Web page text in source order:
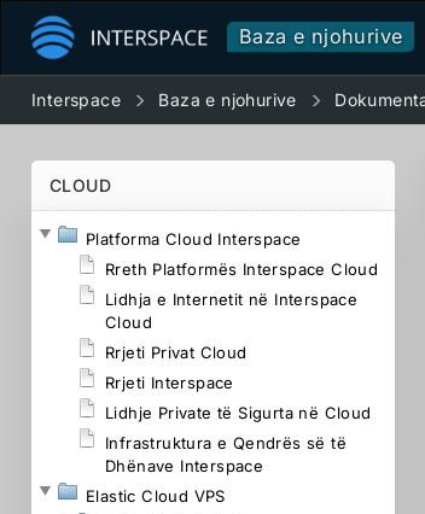
Baza e njohurive
Interspace Baza e njohurive
CLOUD
Platforma Cloud Interspace
Rreth Platformës Interspace Cloud
Lidhja e Internetit në Interspace
Cloud
Rrjeti Privat Cloud
Rrjeti Interspace
Lidhje Private të Sigurta në Cloud
Infrastruktura e Qendrës së të
Dhënave Interspace
Elastic Cloud VPS